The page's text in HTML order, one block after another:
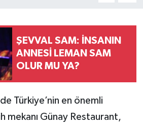
ŞEVVAL SAM: İNSANIN
ANNESİ LEMAN SAM
OLUR MU YA?
Türkiye’nin en önemli
mekanı Günay Restaurant,